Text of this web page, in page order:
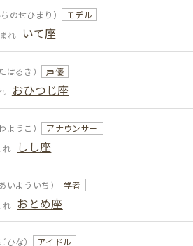
のせひまり） モデル
れ いて座
はるき） 声優
おひつじ座
ようこ） アナウンサー
れ しし座
いよういち） 学者
れ おとめ座
ひな） アイドル